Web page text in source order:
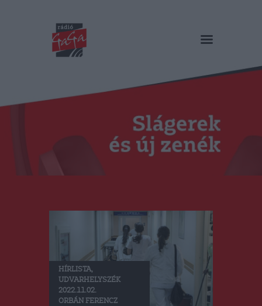
RÁDIÓ GAGA
Műsorok
Duma Duba
Podcast és videók
Stáb
HÍRLISTA,
UDVARHELYSZÉK
2022.11.02.
ORBÁN FERENCZ